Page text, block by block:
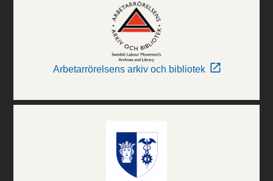
Arbetarrörelsens arkiv och bibliotek